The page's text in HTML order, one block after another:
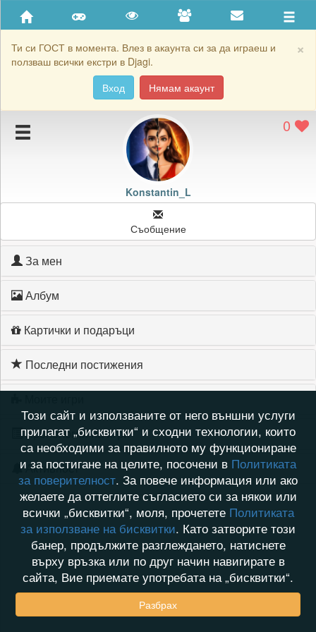
×
Ти си ГОСТ в момента. Влез в акаунта си за да играеш и
ползваш всички екстри в Djagi.
Вход
Нямам акаунт
Приятели
Хронология на игри
Подаръците на Konstantin_L
Картичките на Konstantin_L
Блокирай Konstantin_L
0
Konstantin_L
Съобщение
За мен
Албум
Картички и подаръци
Последни постижения
Хронология на игри
Активност
Този сайт и използваните от него външни услуги
прилагат „бисквитки“ и сходни технологии, които
са необходими за правилното му функциониране
и за постигане на целите, посочени в Политиката
за поверителност. За повече информация или ако
желаете да оттеглите съгласието си за някои или
всички „бисквитки“, моля, прочетете Политиката
за използване на бисквитки. Като затворите този
банер, продължите разглеждането, натиснете
върху връзка или по друг начин навигирате в
сайта, Вие приемате употребата на „бисквитки“.
Разбрах